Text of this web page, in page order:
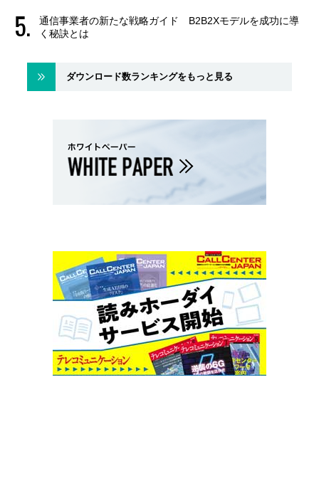
通信事業者の新たな戦略ガイド B2B2Xモデルを成功に導
く秘訣とは
ダウンロード数ランキングをもっと見る